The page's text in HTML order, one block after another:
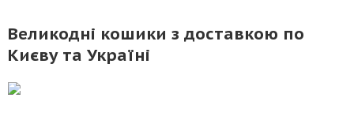
Великодні кошики з доставкою по
Києву та Україні